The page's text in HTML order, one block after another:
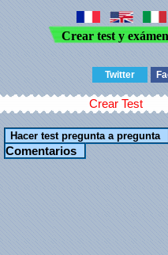
Crear test y
Twitter
Crear Test
Comentarios